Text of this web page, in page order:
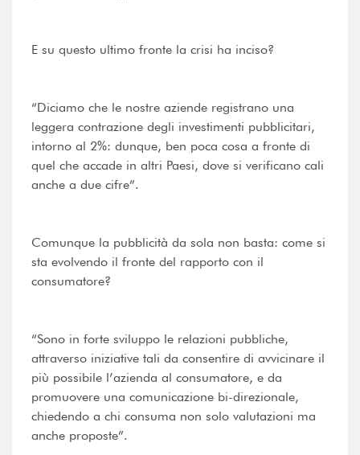
E su questo ultimo fronte la crisi ha inciso?
“Diciamo che le nostre aziende registrano una
leggera contrazione degli investimenti pubblicitari,
intorno al 2%: dunque, ben poca cosa a fronte di
quel che accade in altri Paesi, dove si verificano cali
anche a due cifre”.
Comunque la pubblicità da sola non basta: come si
sta evolvendo il fronte del rapporto con il
consumatore?
“Sono in forte sviluppo le relazioni pubbliche,
attraverso iniziative tali da consentire di avvicinare il
più possibile l’azienda al consumatore, e da
promuovere una comunicazione bi-direzionale,
chiedendo a chi consuma non solo valutazioni ma
anche proposte”.